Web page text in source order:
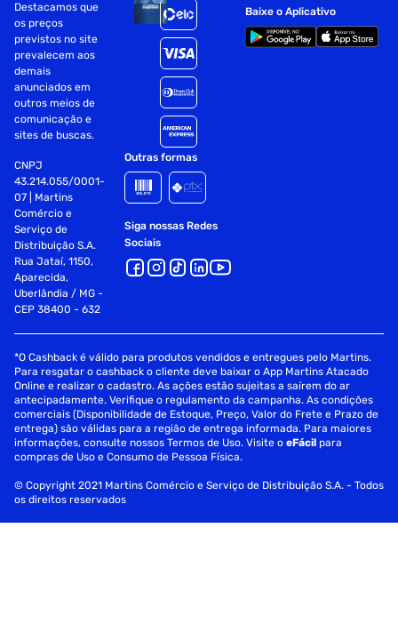
Destacamos que
os preços
previstos no site
prevalecem aos
demais
anunciados em
outros meios de
comunicação e
sites de buscas.
CNPJ
43.214.055/0001-
07 | Martins
Comércio e
Serviço de
Distribuição S.A.
Rua Jataí, 1150,
Aparecida,
Uberlândia / MG -
CEP 38400 - 632
Outras formas
Siga nossas Redes
Sociais
Baixe o Aplicativo
*O Cashback é válido para produtos vendidos e entregues pelo Martins.
Para resgatar o cashback o cliente deve baixar o App Martins Atacado
Online e realizar o cadastro. As ações estão sujeitas a saírem do ar
antecipadamente. Verifique o regulamento da campanha. As condições
comerciais (Disponibilidade de Estoque, Preço, Valor do Frete e Prazo de
entrega) são válidas para a região de entrega informada. Para maiores
informações, consulte nossos Termos de Uso. Visite oeFácil para
compras de Uso e Consumo de Pessoa Física.
© Copyright 2021 Martins Comércio e Serviço de Distribuição S.A. - Todos
os direitos reservados